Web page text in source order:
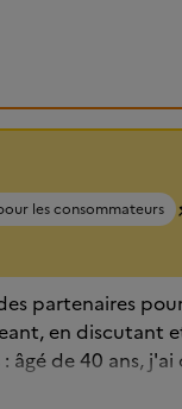
les consommateurs
partenaires
en discutant
âgé de 40 ans,